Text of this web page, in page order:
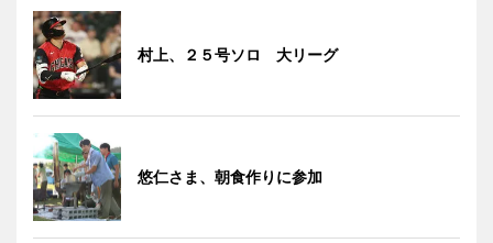
村上、２５号ソロ 大リーグ
悠仁さま、朝食作りに参加